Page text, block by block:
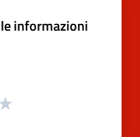
informazioni